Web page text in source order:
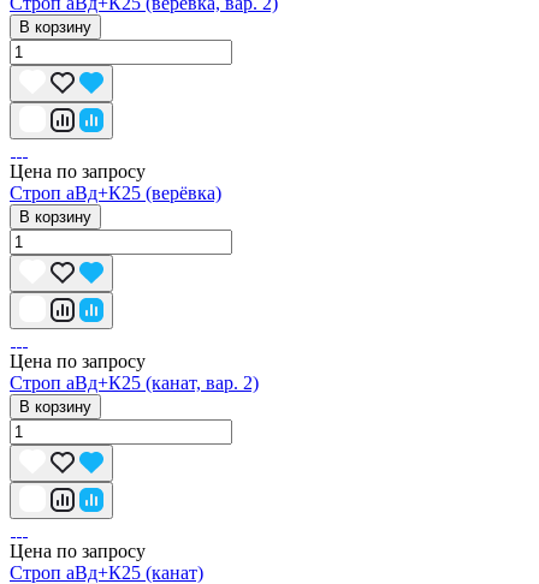
В корзину
Цена по запросу
Строп аВд+К25 (верёвка)
В корзину
Цена по запросу
Строп аВд+К25 (канат, вар. 2)
В корзину
Цена по запросу
Строп аВд+К25 (канат)